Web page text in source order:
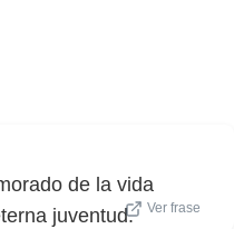
de la vida
juventud.
Ver frase